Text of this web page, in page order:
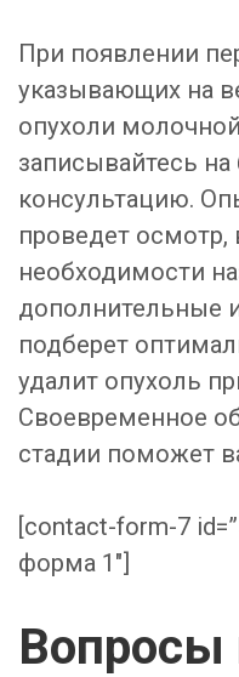
При появлении
указывающих на
опухоли
записывайтесь
консультацию.
проведет
необходимости
дополнительные
подберет
удалит опухоль
Своевременное
стадии поможет
[contact-form-7
форма 1″]
Вопросы